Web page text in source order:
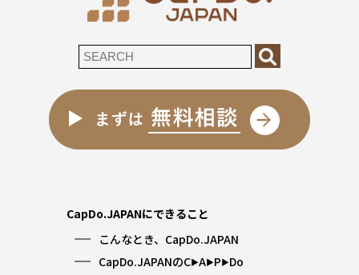
CapDo.JAPANにできること
こんなとき、CapDo.JAPAN
CapDo.JAPANのC▶︎A▶︎P▶︎Do